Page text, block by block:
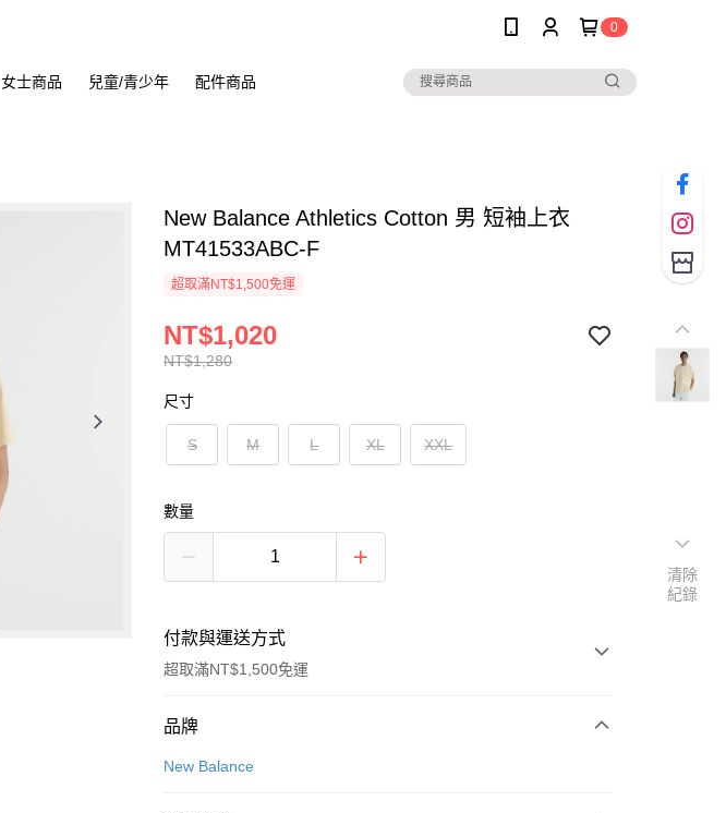
0
女士商品 兒童/青少年 配件商品
New Balance Athletics Cotton 男 短袖上衣
MT41533ABC-F
超取滿NT$1,500免運
NT$1,280
NT$1,020
尺寸
S M L XL XXL
數量
付款與運送方式
超取滿NT$1,500免運
付款方式
信用卡一次付款
品牌
New Balance
清除
紀錄